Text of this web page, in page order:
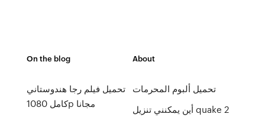
On the blog
تحميل فيلم رجا هندوستاني
كامل 1080p مجانا
About
تحميل ألبوم المحرمات
أين يمكنني تنزيل quake 2